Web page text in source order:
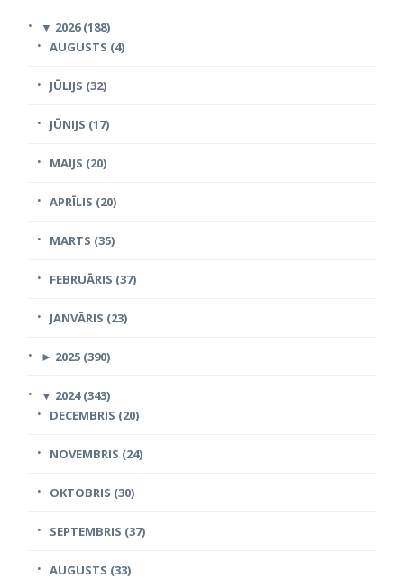
▼ 2026 (188)
AUGUSTS (4)
JŪLIJS (32)
JŪNIJS (17)
MAIJS (20)
APRĪLIS (20)
MARTS (35)
FEBRUĀRIS (37)
JANVĀRIS (23)
► 2025 (390)
▼ 2024 (343)
DECEMBRIS (20)
NOVEMBRIS (24)
OKTOBRIS (30)
SEPTEMBRIS (37)
AUGUSTS (33)